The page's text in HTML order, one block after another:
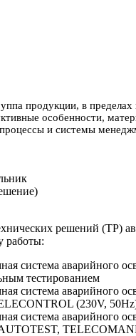
продукции, в пределах
особенности,
и системы
решений (ТР)
работы:
система аварийного
тестированием
система аварийного
(230V,
система аварийного